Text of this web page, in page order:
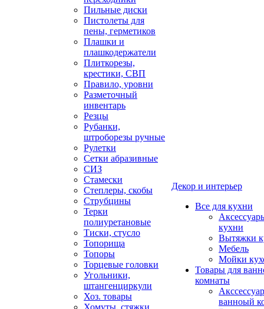
Пильные диски
Пистолеты для
пены, герметиков
Плашки и
плашкодержатели
Плиткорезы,
крестики, СВП
Правило, уровни
Разметочный
инвентарь
Резцы
Рубанки,
штроборезы ручные
Рулетки
Сетки абразивные
СИЗ
Стамески
Степлеры, скобы
Струбцины
Терки
полиуретановые
Тиски, стусло
Топорища
Топоры
Торцевые головки
Угольники,
штангенциркули
Хоз. товары
Хомуты, стяжки
Декор и интерьер
Все для кухни
кухни
Вытяжки
Мебель
Мойки
Товары для
комнаты
ванноый